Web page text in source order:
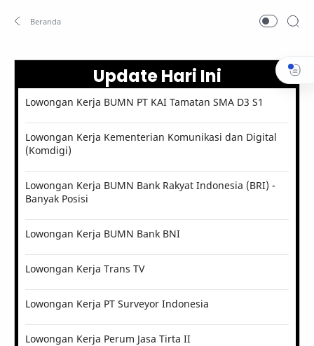
Update Hari Ini
Lowongan Kerja BUMN PT KAI Tamatan SMA D3 S1
Lowongan Kerja Kementerian Komunikasi dan Digital
(Komdigi)
Lowongan Kerja BUMN Bank Rakyat Indonesia (BRI) -
Banyak Posisi
Lowongan Kerja BUMN Bank BNI
Lowongan Kerja Trans TV
Lowongan Kerja PT Surveyor Indonesia
Lowongan Kerja Perum Jasa Tirta II